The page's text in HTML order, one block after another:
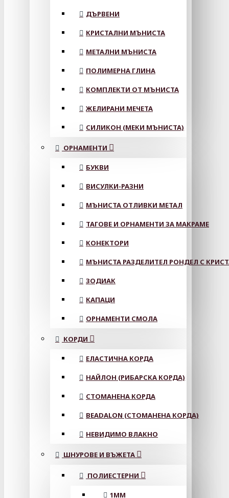
ДЪРВЕНИ
КРИСТАЛНИ МЪНИСТА
МЕТАЛНИ МЪНИСТА
ПОЛИМЕРНА ГЛИНА
КОМПЛЕКТИ ОТ МЪНИСТА
ЖЕЛИРАНИ МЕЧЕТА
СИЛИКОН (МЕКИ МЪНИСТА)
ОРНАМЕНТИ
БУКВИ
ВИСУЛКИ-РАЗНИ
МЪНИСТА ОТЛИВКИ МЕТАЛ
ТАГОВЕ И ОРНАМЕНТИ ЗА МАКРАМЕ
КОНЕКТОРИ
МЪНИСТА РАЗДЕЛИТЕЛ РОНДЕЛ С
ЗОДИАК
КАПАЦИ
ОРНАМЕНТИ СМОЛА
КОРДИ
ЕЛАСТИЧНА КОРДА
НАЙЛОН (РИБАРСКА КОРДА)
СТОМАНЕНА КОРДА
BEADALON (СТОМАНЕНА КОРДА)
НЕВИДИМО ВЛАКНО
ШНУРОВЕ И ВЪЖЕТА
ПОЛИЕСТЕРНИ
1ММ